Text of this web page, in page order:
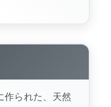
作られた、天然